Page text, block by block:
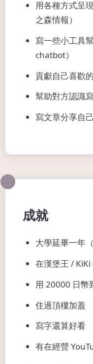
用各種方式呈
之森情報）
寫一些小工具
chatbot）
貢獻自己喜歡
幫助對方認識
寫文章分享自
成就
大學延畢一年
在漢堡王 / KiKi
用 20000 日幣
住過頂樓加蓋
寫字還算好看
有在經營